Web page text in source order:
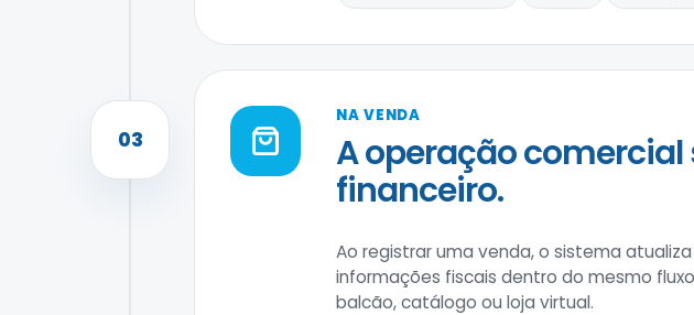
03
NA VENDA
A operação comercial
financeiro.
Ao registrar uma venda, o sistema
informações fiscais dentro do mesmo
balcão, catálogo ou loja virtual.